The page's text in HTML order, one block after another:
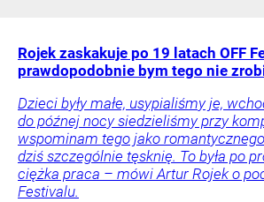
Rojek zaskakuje po 19 latach OFF
prawdopodobnie bym tego nie
Dzieci były małe, usypialiśmy je,
do późnej nocy siedzieliśmy przy
wspominam tego jako
dziś szczególnie tęsknię. To była po
ciężka praca – mówi Artur Rojek o
Festivalu.